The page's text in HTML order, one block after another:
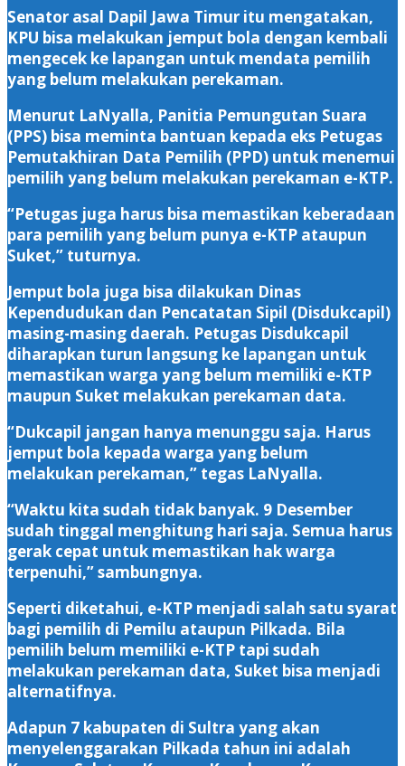
Senator asal Dapil Jawa Timur itu mengatakan,
KPU bisa melakukan jemput bola dengan kembali
mengecek ke lapangan untuk mendata pemilih
yang belum melakukan perekaman.
Menurut LaNyalla, Panitia Pemungutan Suara
(PPS) bisa meminta bantuan kepada eks Petugas
Pemutakhiran Data Pemilih (PPD) untuk menemui
pemilih yang belum melakukan perekaman e-KTP.
“Petugas juga harus bisa memastikan keberadaan
para pemilih yang belum punya e-KTP ataupun
Suket,” tuturnya.
Jemput bola juga bisa dilakukan Dinas
Kependudukan dan Pencatatan Sipil (Disdukcapil)
masing-masing daerah. Petugas Disdukcapil
diharapkan turun langsung ke lapangan untuk
memastikan warga yang belum memiliki e-KTP
maupun Suket melakukan perekaman data.
“Dukcapil jangan hanya menunggu saja. Harus
jemput bola kepada warga yang belum
melakukan perekaman,” tegas LaNyalla.
“Waktu kita sudah tidak banyak. 9 Desember
sudah tinggal menghitung hari saja. Semua harus
gerak cepat untuk memastikan hak warga
terpenuhi,” sambungnya.
Seperti diketahui, e-KTP menjadi salah satu syarat
bagi pemilih di Pemilu ataupun Pilkada. Bila
pemilih belum memiliki e-KTP tapi sudah
melakukan perekaman data, Suket bisa menjadi
alternatifnya.
Adapun 7 kabupaten di Sultra yang akan
menyelenggarakan Pilkada tahun ini adalah